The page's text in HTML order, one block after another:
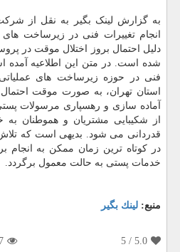
به گزارش لینک بگیر به نقل از
انجام تغییرات فنی در زیرساخت
دلیل احتمال بروز اختلال موقت در
شده است. در متن این اطلاعیه آمده
فنی در حوزه زیرساخت های
استان تهران، به صورت موقت احتمال
آماده سازی و رهسپاری مرسولات
از شکیبایی مشتریان و هموطنان به
قدردانی می شود. بدیهی است که
در کوتاه ترین زمان ممکن به انجام
خدمات پستی به حالت معمول برگردد.
منبع: لینك بگیر
5.0
/ 5